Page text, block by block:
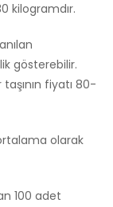
kilogramdır.
gösterebilir.
fiyatı 80-
olarak
100 adet